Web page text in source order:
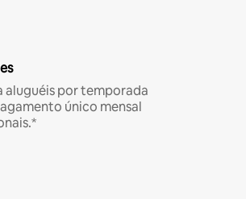
aluguéis por temporada
único mensal